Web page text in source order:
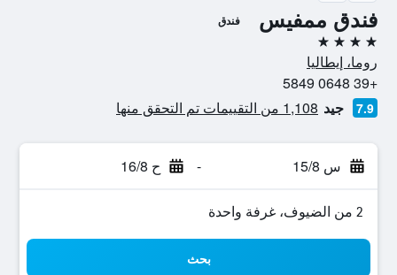
فندق ممفيس فندق
4 نجوم
روما، إيطاليا
+39 0648 5849
7.9 جيد 1,108 من التقييمات تم التحقق منها
س 15/8 - ح 16/8
2 من الضيوف، غرفة واحدة
بحث